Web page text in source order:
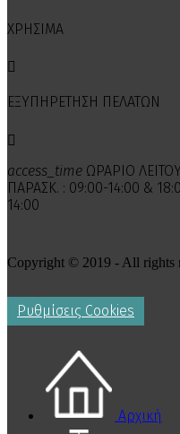
ΧΡΗΣΙΜΑ

ΕΞΥΠΗΡΕΤΗΣΗ ΠΕΛΑΤΩΝ

access_time ΩΡΑΡΙΟ
ΠΑΡΑΣΚ. : 09:00-14:00 &
14:00
Copyright © 2019 - All rights
Ρυθμίσεις Cookies
Αρχική